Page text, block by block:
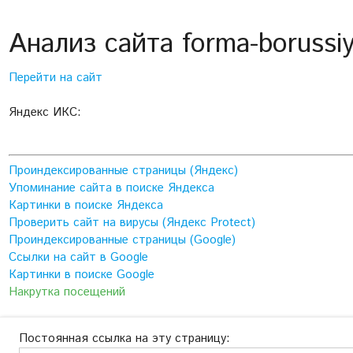
Анализ сайта forma-
Перейти на сайт
Яндекс ИКС:
Проиндексированные страницы (Яндекс)
Упоминание сайта в поиске Яндекса
Картинки в поиске Яндекса
Проверить сайт на вирусы (Яндекс Protect)
Проиндексированные страницы (Google)
Ссылки на сайт в Google
Картинки в поиске Google
Накрутка посещений
Постоянная ссылка на эту страницу: